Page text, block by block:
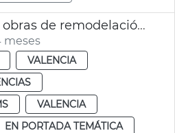
JGL adjudica las obras de remodelación del jardín Simón Bolívar València
meses
VALENCIA
VALENCIA
EN PORTADA TEMÁTICA